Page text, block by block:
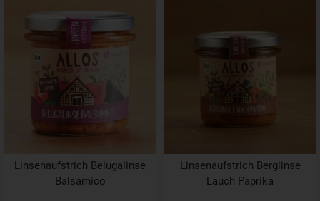
Linsenaufstrich Belugalinse
Balsamico
Linsenaufstrich Berglinse
Lauch Paprika